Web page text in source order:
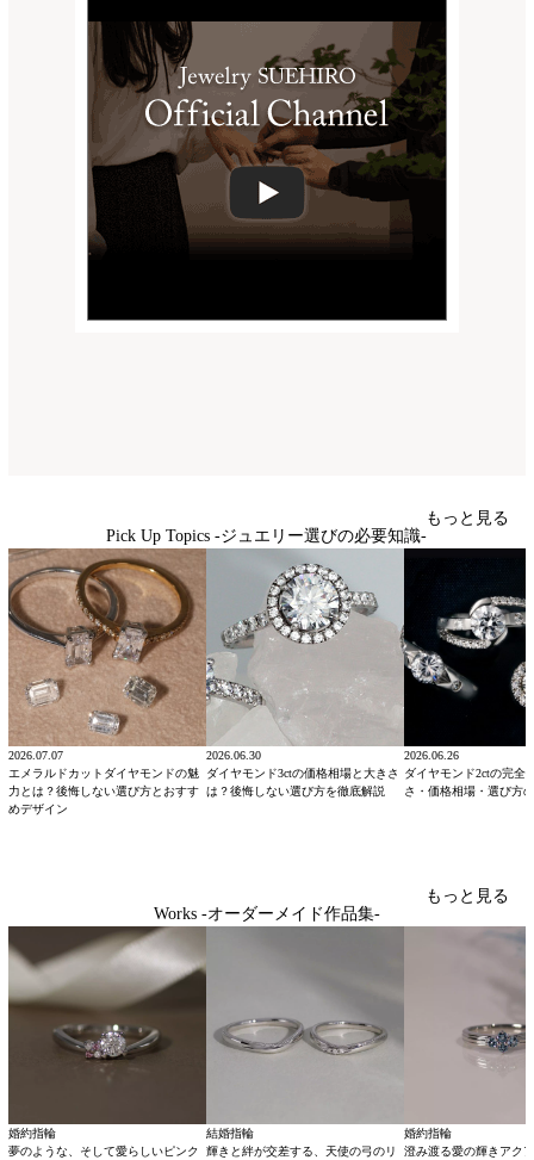
Pick Up Topics -ジュエリー選びの必要知識-
もっと見る
2026.07.07
エメラルドカットダイヤモンドの魅
力とは？後悔しない選び方とおすす
めデザイン
2026.06.30
ダイヤモンド3ctの価格相場と大きさ
は？後悔しない選び方を徹底解説
2026.06.26
ダイヤモンド2ctの完全
さ・価格相場・選び方
Works -オーダーメイド作品集-
もっと見る
婚約指輪
夢のような、そして愛らしいピンク
結婚指輪
輝きと絆が交差する、天使の弓のリ
婚約指輪
澄み渡る愛の輝きアク